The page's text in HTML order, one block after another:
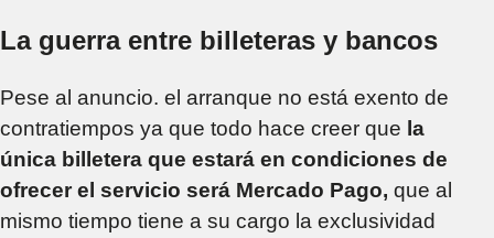
La guerra entre billeteras y bancos
Pese al anuncio. el arranque no está exento de
contratiempos ya que todo hace creer que la
única billetera que estará en condiciones de
ofrecer el servicio será Mercado Pago, que al
mismo tiempo tiene a su cargo la exclusividad